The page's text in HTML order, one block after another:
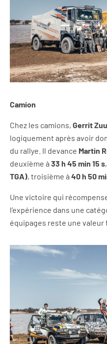
Camion
Chez les camions, Gerrit
logiquement après avoir
du rallye. Il devance Martin
deuxième à 33 h 45 min 15 s
TGA), troisième à 40 h 50
Une victoire qui
l’expérience dans une
équipages reste une valeur